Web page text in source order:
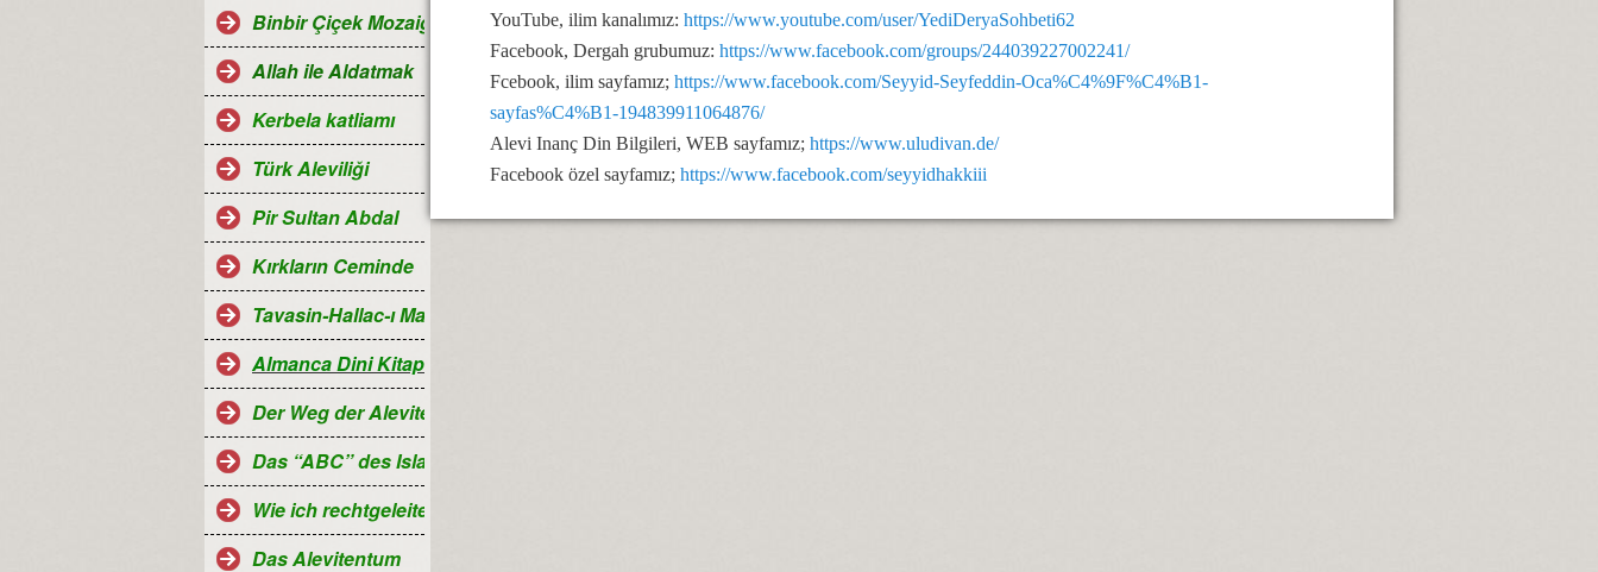
Binbir Çiçek Mozaiği Alevilik
Allah ile Aldatmak
Kerbela katliamı
Türk Aleviliği
Pir Sultan Abdal
Kırkların Ceminde
Tavasin-Hallac-ı Mansur
Almanca Dini Kitaplar-Religiöse Bücher
Der Weg der Aleviten...
Das “ABC” des Islam
Wie ich rechtgeleitet wurde
Das Alevitentum
YouTube, ilim kanalımız: https://www.youtube.com/user/YediDeryaSohbeti62
Facebook, Dergah grubumuz: https://www.facebook.com/groups/244039227002241/
Fcebook, ilim sayfamız; https://www.facebook.com/Seyyid-Seyfeddin-Oca%C4%9F%C4%B1-
sayfas%C4%B1-194839911064876/
Alevi Inanç Din Bilgileri, WEB sayfamız; https://www.uludivan.de/
Facebook özel sayfamız; https://www.facebook.com/seyyidhakkiii